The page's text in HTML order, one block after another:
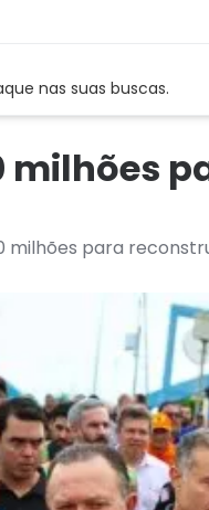
nas suas buscas.
milhões
milhões para